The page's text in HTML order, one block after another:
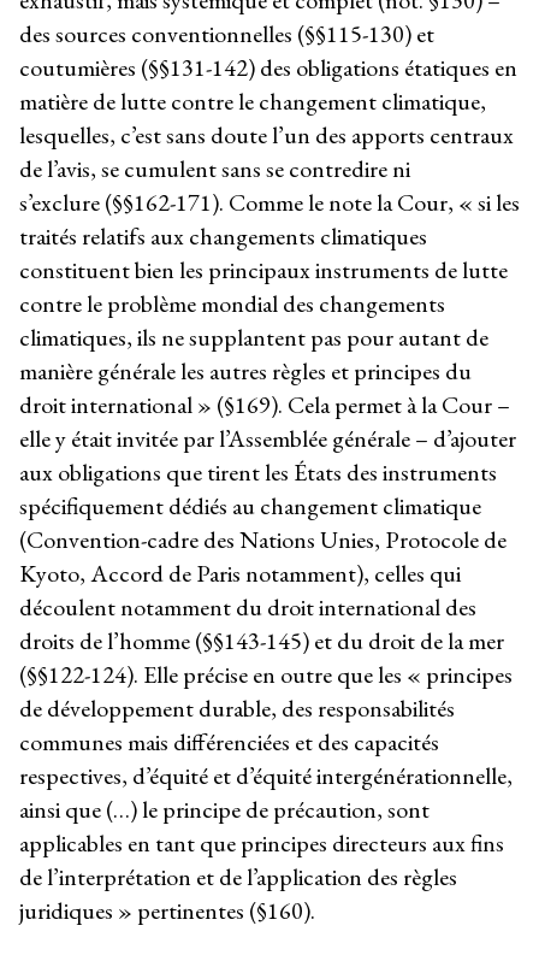
des sources conventionnelles (§§115-130) et
coutumières (§§131-142) des obligations étatiques en
matière de lutte contre le changement climatique,
lesquelles, c’est sans doute l’un des apports centraux
de l’avis, se cumulent sans se contredire ni
s’exclure (§§162-171). Comme le note la Cour, « si les
traités relatifs aux changements climatiques
constituent bien les principaux instruments de lutte
contre le problème mondial des changements
climatiques, ils ne supplantent pas pour autant de
manière générale les autres règles et principes du
droit international » (§169). Cela permet à la Cour –
elle y était invitée par l’Assemblée générale – d’ajouter
aux obligations que tirent les États des instruments
spécifiquement dédiés au changement climatique
(Convention-cadre des Nations Unies, Protocole de
Kyoto, Accord de Paris notamment), celles qui
découlent notamment du droit international des
droits de l’homme (§§143-145) et du droit de la mer
(§§122-124). Elle précise en outre que les « principes
de développement durable, des responsabilités
communes mais différenciées et des capacités
respectives, d’équité et d’équité intergénérationnelle,
ainsi que (…) le principe de précaution, sont
applicables en tant que principes directeurs aux fins
de l’interprétation et de l’application des règles
juridiques » pertinentes (§160).